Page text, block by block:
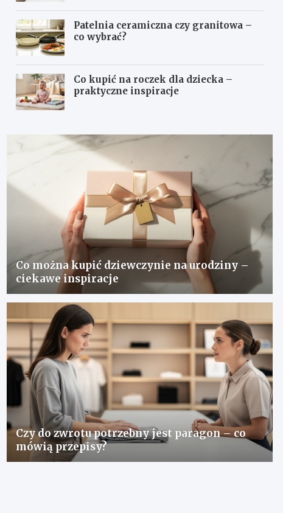
Patelnia ceramiczna czy granitowa –
co wybrać?
Co kupić na roczek dla dziecka –
praktyczne inspiracje
Co można kupić dziewczynie na urodziny –
ciekawe inspiracje
Czy do zwrotu potrzebny jest paragon – co
mówią przepisy?